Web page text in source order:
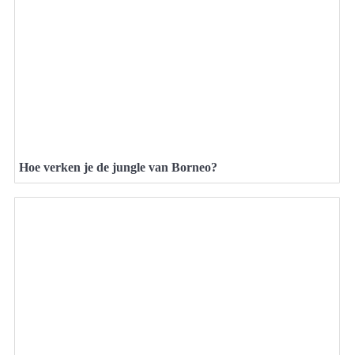
Hoe verken je de jungle van Borneo?